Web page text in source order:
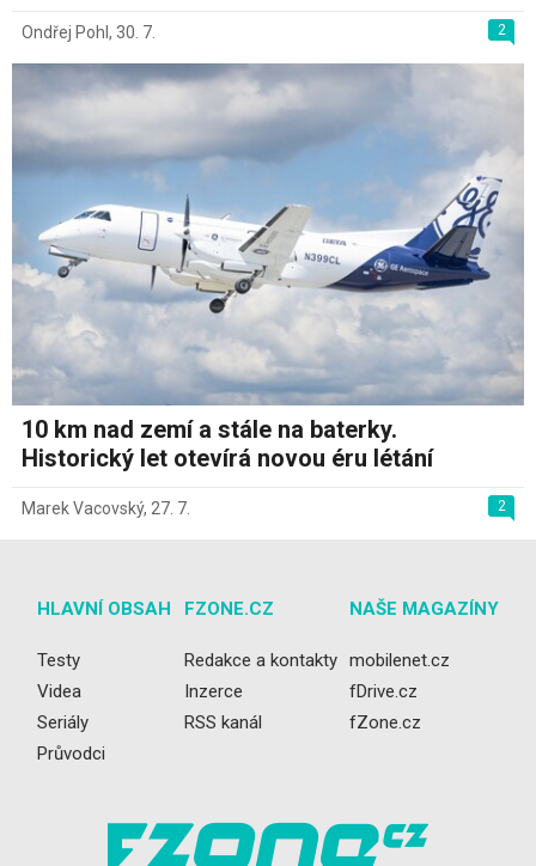
2
Ondřej Pohl , 30. 7.
10 km nad zemí a stále na baterky.
Historický let otevírá novou éru létání
2
Marek Vacovský, 27. 7.
HLAVNÍ OBSAH
Testy
Videa
Seriály
Průvodci
FZONE.CZ
Redakce a kontakty
Inzerce
RSS kanál
NAŠE MAGAZÍNY
mobilenet.cz
fDrive.cz
fZone.cz